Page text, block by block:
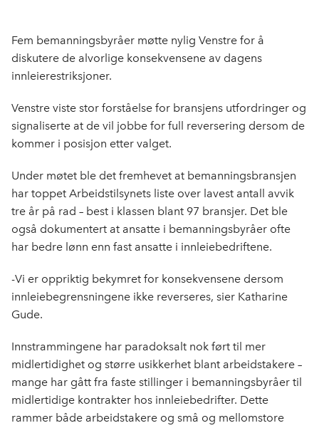
e
b
k
k
e
n
Fem bemanningsbyråer møtte nylig Venstre for å
diskutere de alvorlige konsekvensene av dagens
innleierestriksjoner.
Venstre viste stor forståelse for bransjens utfordringer og
signaliserte at de vil jobbe for full reversering dersom de
kommer i posisjon etter valget.
Under møtet ble det fremhevet at bemanningsbransjen
har toppet Arbeidstilsynets liste over lavest antall avvik
tre år på rad – best i klassen blant 97 bransjer. Det ble
også dokumentert at ansatte i bemanningsbyråer ofte
har bedre lønn enn fast ansatte i innleiebedriftene.
-Vi er oppriktig bekymret for konsekvensene dersom
innleiebegrensningene ikke reverseres, sier Katharine
Gude.
Innstrammingene har paradoksalt nok ført til mer
midlertidighet og større usikkerhet blant arbeidstakere –
mange har gått fra faste stillinger i bemanningsbyråer til
midlertidige kontrakter hos innleiebedrifter. Dette
rammer både arbeidstakere og små og mellomstore